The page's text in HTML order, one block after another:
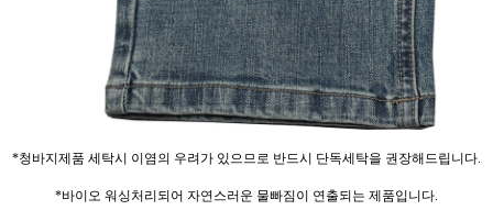
*청바지제품 세탁시 이염의 우려가 있으므로 반드시 단독세탁을 권장해드립니다.
*바이오 워싱처리되어 자연스러운 물빠짐이 연출되는 제품입니다.